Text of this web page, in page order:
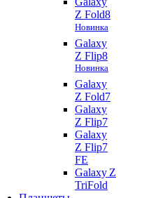
Z Fold8
Новинка
Galaxy
Z Flip8
Новинка
Galaxy
Z Fold7
Galaxy
Z Flip7
Galaxy
Z Flip7
FE
Galaxy Z
TriFold